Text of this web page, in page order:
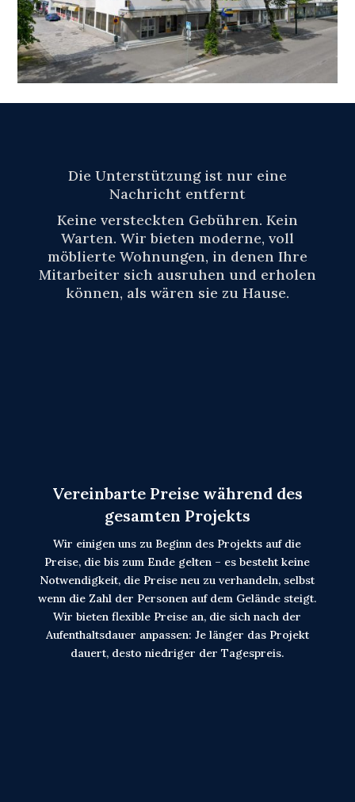
Die Unterstützung ist nur eine
Nachricht entfernt
Keine versteckten Gebühren. Kein
Warten. Wir bieten moderne, voll
möblierte Wohnungen, in denen Ihre
Mitarbeiter sich ausruhen und erholen
können, als wären sie zu Hause.
Vereinbarte Preise während des
gesamten Projekts
Wir einigen uns zu Beginn des Projekts auf die
Preise, die bis zum Ende gelten – es besteht keine
Notwendigkeit, die Preise neu zu verhandeln, selbst
wenn die Zahl der Personen auf dem Gelände steigt.
Wir bieten flexible Preise an, die sich nach der
Aufenthaltsdauer anpassen: Je länger das Projekt
dauert, desto niedriger der Tagespreis.